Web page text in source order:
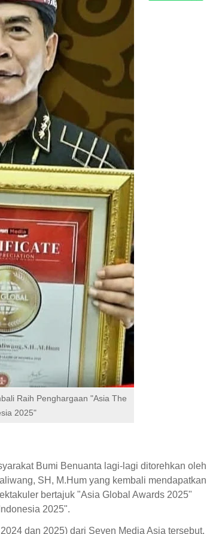
Raih Penghargaan "Asia The
2025"
Bumi Benuanta lagi-lagi ditorehkan oleh
SH, M.Hum yang kembali mendapatkan
bertajuk "Asia Global Awards 2025"
2025".
dan 2025) dari Seven Media Asia tersebut,